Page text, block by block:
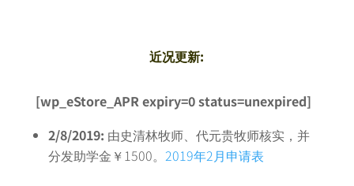
近况更新:
[wp_eStore_APR expiry=0 status=unexpired]
2/8/2019: 由史清林牧师、代元贵牧师核实，并
分发助学金￥1500。 2019年2月申请表